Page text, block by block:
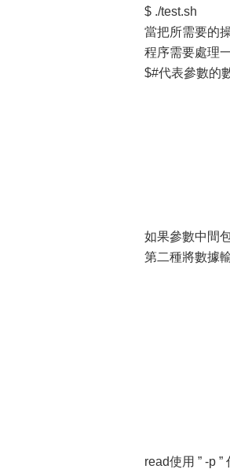
$ ./test.sh
當把所需要的
程序需要處理
$#代表參數的
如果參數中間
第二種將數據
read使用 ” -p